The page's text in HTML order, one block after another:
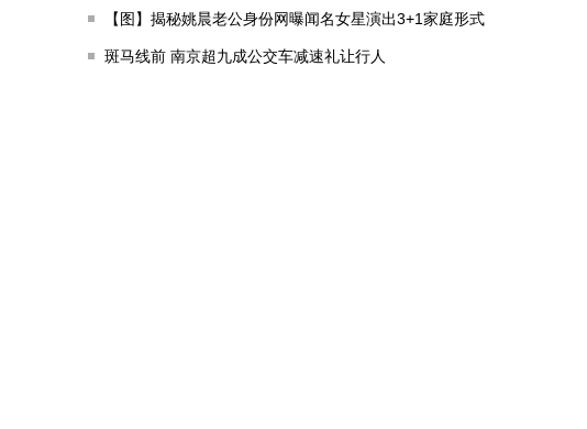
【图】揭秘姚晨老公身份网曝闻名女星演出3+1家庭形式
斑马线前 南京超九成公交车减速礼让行人